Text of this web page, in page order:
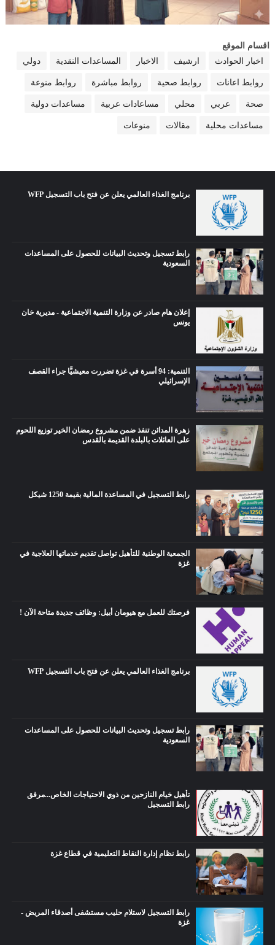
اقسام الموقع
اخبار الحوادث
ارشيف الاخبار المساعدات النقدية دولي
روابط اعانات روابط صحية روابط مباشرة روابط منوعة
صحة عربي محلي مساعادات عربية مساعدات دولية
مساعدات محلية مقالات منوعات
برنامج الغذاء العالمي يعلن عن فتح باب التسجيل WFP
رابط تسجيل وتحديث البيانات للحصول على المساعدات
السعودية
إعلان هام صادر عن وزارة التنمية الاجتماعية - مديرية خان
يونس
التنمية: 94 أسرة في غزة تضررت معيشيًّا جراء القصف
الإسرائيلي
زهرة المدائن تنفذ ضمن مشروع رمضان الخير توزيع اللحوم
على العائلات بالبلدة القديمة بالقدس
رابط التسجيل في المساعدة المالية بقيمة 1250 شيكل
الجمعية الوطنية للتأهيل تواصل تقديم خدماتها العلاجية في
غزة
فرصتك للعمل مع هيومان أبيل: وظائف جديدة متاحة الآن !
برنامج الغذاء العالمي يعلن عن فتح باب التسجيل WFP
رابط تسجيل وتحديث البيانات للحصول على المساعدات
السعودية
تأهيل خيام النازحين من ذوي الاحتياجات الخاص...مرفق
رابط التسجيل
رابط نظام إدارة النقاط التعليمية في قطاع غزة
رابط التسجيل لاستلام حليب مستشفى أصدقاء المريض -
غزة